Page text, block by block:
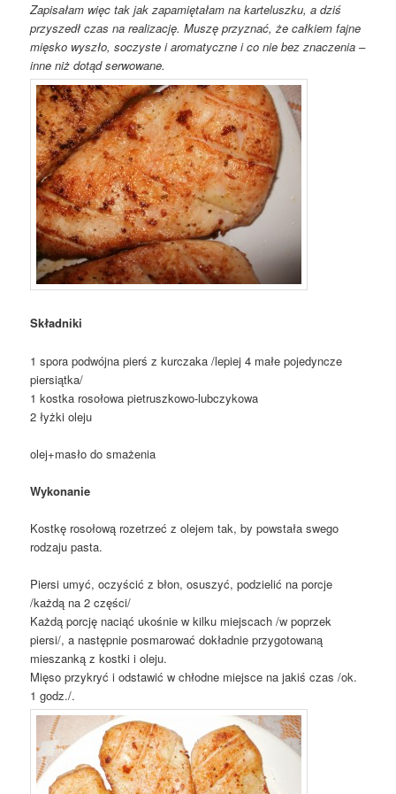
Zapisałam więc tak jak zapamiętałam na karteluszku, a dziś
przyszedł czas na realizację. Muszę przyznać, że całkiem fajne
mięsko wyszło, soczyste i aromatyczne i co nie bez znaczenia –
inne niż dotąd serwowane.
Składniki
1 spora podwójna pierś z kurczaka /lepiej 4 małe pojedyncze
piersiątka/
1 kostka rosołowa pietruszkowo-lubczykowa
2 łyżki oleju
olej+masło do smażenia
Wykonanie
Kostkę rosołową rozetrzeć z olejem tak, by powstała swego
rodzaju pasta.
Piersi umyć, oczyścić z błon, osuszyć, podzielić na porcje
/każdą na 2 części/
Każdą porcję naciąć ukośnie w kilku miejscach /w poprzek
piersi/, a następnie posmarować dokładnie przygotowaną
mieszanką z kostki i oleju.
Mięso przykryć i odstawić w chłodne miejsce na jakiś czas /ok.
1 godz./.